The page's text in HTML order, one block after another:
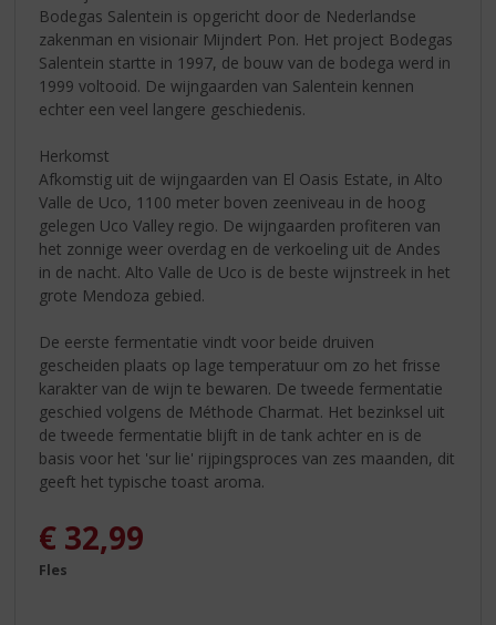
Bodegas Salentein is opgericht door de Nederlandse
zakenman en visionair Mijndert Pon. Het project Bodegas
Salentein startte in 1997, de bouw van de bodega werd in
1999 voltooid. De wijngaarden van Salentein kennen
echter een veel langere geschiedenis.
Herkomst
Afkomstig uit de wijngaarden van El Oasis Estate, in Alto
Valle de Uco, 1100 meter boven zeeniveau in de hoog
gelegen Uco Valley regio. De wijngaarden profiteren van
het zonnige weer overdag en de verkoeling uit de Andes
in de nacht. Alto Valle de Uco is de beste wijnstreek in het
grote Mendoza gebied.
De eerste fermentatie vindt voor beide druiven
gescheiden plaats op lage temperatuur om zo het frisse
karakter van de wijn te bewaren. De tweede fermentatie
geschied volgens de Méthode Charmat. Het bezinksel uit
de tweede fermentatie blijft in de tank achter en is de
basis voor het 'sur lie' rijpingsproces van zes maanden, dit
geeft het typische toast aroma.
€ 32,99
Fles